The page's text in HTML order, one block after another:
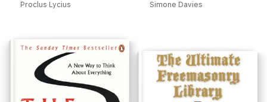
Proclus Lycius
το μωρό σας με αγάπη,
Simone Davies